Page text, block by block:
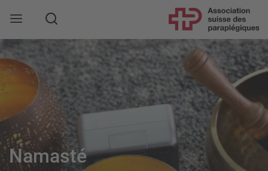
Rechercher
Namasté